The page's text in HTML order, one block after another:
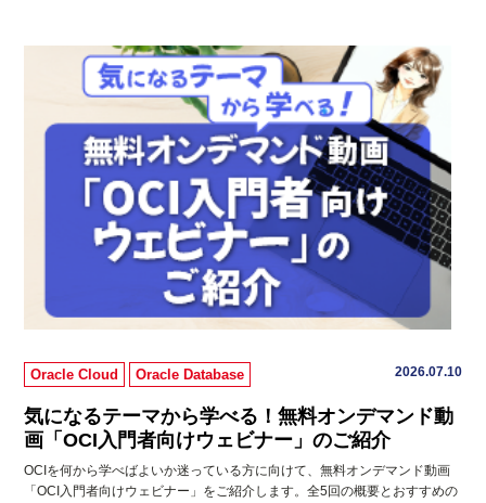
Oracle Cloud Oracle Database 2026.07.10
気になるテーマから学べる！無料オンデマンド動
画「OCI入門者向けウェビナー」のご紹介
OCIを何から学べばよいか迷っている方に向けて、無料オンデマンド動画
「OCI入門者向けウェビナー」をご紹介します。全5回の概要とおすすめの